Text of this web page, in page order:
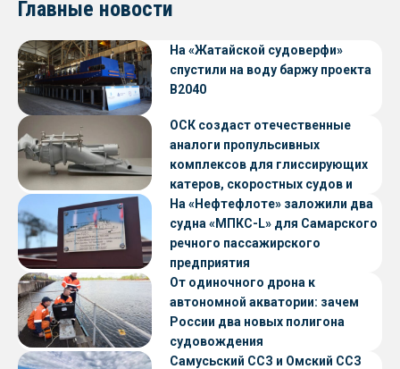
Главные новости
На «Жатайской судоверфи»
спустили на воду баржу проекта
В2040
ОСК создаст отечественные
аналоги пропульсивных
комплексов для глиссирующих
катеров, скоростных судов и
судов с малой осадкой
На «Нефтефлоте» заложили два
судна «МПКС-L» для Самарского
речного пассажирского
предприятия
От одиночного дрона к
автономной акватории: зачем
России два новых полигона
судовождения
Самусьский ССЗ и Омский ССЗ